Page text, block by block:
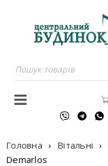
Головна › Вітальні ›
Demarlos